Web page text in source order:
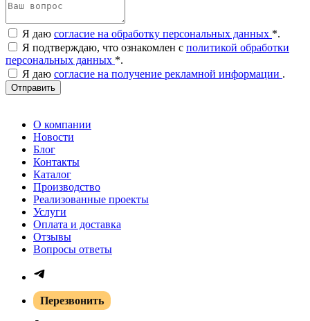
Я даю согласие на обработку персональных данных *.
Я подтверждаю, что ознакомлен с политикой обработки
персональных данных *.
Я даю согласие на получение рекламной информации .
Отправить
О компании
Новости
Блог
Контакты
Каталог
Производство
Реализованные проекты
Услуги
Оплата и доставка
Отзывы
Вопросы ответы
Перезвонить